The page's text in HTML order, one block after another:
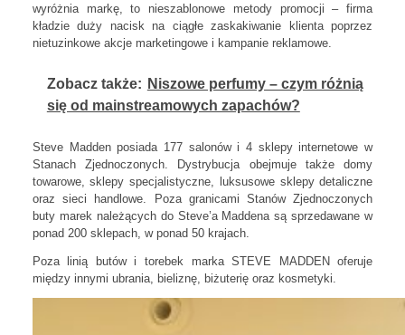
wyróżnia markę, to nieszablonowe metody promocji – firma
kładzie duży nacisk na ciągłe zaskakiwanie klienta poprzez
nietuzinkowe akcje marketingowe i kampanie reklamowe.
Zobacz także: Niszowe perfumy – czym różnią
się od mainstreamowych zapachów?
Steve Madden posiada 177 salonów i 4 sklepy internetowe w
Stanach Zjednoczonych. Dystrybucja obejmuje także domy
towarowe, sklepy specjalistyczne, luksusowe sklepy detaliczne
oraz sieci handlowe. Poza granicami Stanów Zjednoczonych
buty marek należących do Steve’a Maddena są sprzedawane w
ponad 200 sklepach, w ponad 50 krajach.
Poza linią butów i torebek marka STEVE MADDEN oferuje
między innymi ubrania, bieliznę, biżuterię oraz kosmetyki.